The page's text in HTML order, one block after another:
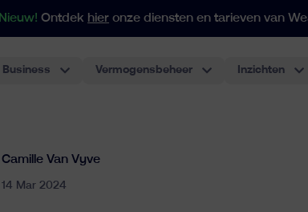
Nieuw! Ontdek hier onze diensten en tarieven van
Business Vermogensbeheer Inzichten
Camille Van Vyve
14 Mar 2024